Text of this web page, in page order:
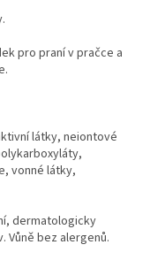
pro praní v pračce a
látky, neiontové
vonné látky,
dermatologicky
bez alergenů.